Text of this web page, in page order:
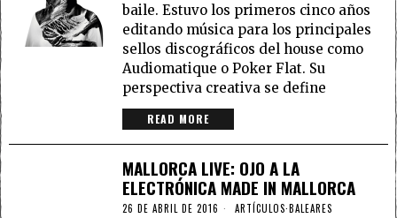
baile. Estuvo los primeros cinco años
editando música para los principales
sellos discográficos del house como
Audiomatique o Poker Flat. Su
perspectiva creativa se define
READ MORE
MALLORCA LIVE: OJO A LA
ELECTRÓNICA MADE IN MALLORCA
26 DE ABRIL DE 2016 ARTÍCULOS·BALEARES